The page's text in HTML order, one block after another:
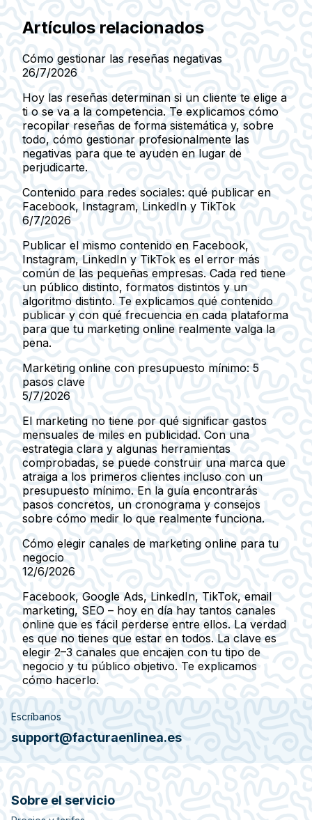
Artículos relacionados
Cómo gestionar las reseñas negativas
26/7/2026
Hoy las reseñas determinan si un cliente te elige a
ti o se va a la competencia. Te explicamos cómo
recopilar reseñas de forma sistemática y, sobre
todo, cómo gestionar profesionalmente las
negativas para que te ayuden en lugar de
perjudicarte.
Contenido para redes sociales: qué publicar en
Facebook, Instagram, LinkedIn y TikTok
6/7/2026
Publicar el mismo contenido en Facebook,
Instagram, LinkedIn y TikTok es el error más
común de las pequeñas empresas. Cada red tiene
un público distinto, formatos distintos y un
algoritmo distinto. Te explicamos qué contenido
publicar y con qué frecuencia en cada plataforma
para que tu marketing online realmente valga la
pena.
Marketing online con presupuesto mínimo: 5
pasos clave
5/7/2026
El marketing no tiene por qué significar gastos
mensuales de miles en publicidad. Con una
estrategia clara y algunas herramientas
comprobadas, se puede construir una marca que
atraiga a los primeros clientes incluso con un
presupuesto mínimo. En la guía encontrarás
pasos concretos, un cronograma y consejos
sobre cómo medir lo que realmente funciona.
Cómo elegir canales de marketing online para tu
negocio
12/6/2026
Facebook, Google Ads, LinkedIn, TikTok, email
marketing, SEO – hoy en día hay tantos canales
online que es fácil perderse entre ellos. La verdad
es que no tienes que estar en todos. La clave es
elegir 2–3 canales que encajen con tu tipo de
negocio y tu público objetivo. Te explicamos
cómo hacerlo.
Escríbanos
support@facturaenlinea.es
Sobre el servicio